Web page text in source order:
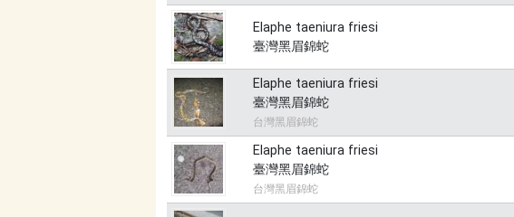
Elaphe taeniura friesi
臺灣黑眉錦蛇
Elaphe taeniura friesi
臺灣黑眉錦蛇
台灣黑眉錦蛇
Elaphe taeniura friesi
臺灣黑眉錦蛇
台灣黑眉錦蛇